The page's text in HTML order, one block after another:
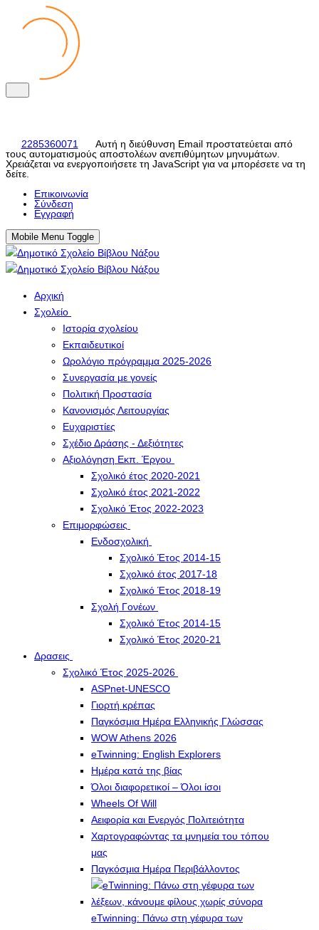
2285360071
Αυτή η διεύθυνση Email προστατεύεται από
τους αυτοματισμούς αποστολέων ανεπιθύμητων μηνυμάτων.
Χρειάζεται να ενεργοποιήσετε τη JavaScript για να μπορέσετε να τη
δείτε.
Eπικοινωνία
Σύνδεση
Εγγραφή
Mobile Menu Toggle
Αρχική
Σχολείο
Ιστορία σχολείου
Εκπαιδευτικοί
Ωρολόγιο πρόγραμμα 2025-2026
Συνεργασία με γονείς
Πολιτική Προστασία
Κανονισμός Λειτουργίας
Ευχαριστίες
Σχέδιο Δράσης - Δεξιότητες
Αξιολόγηση Εκπ. Έργου
Σχολικό έτος 2020-2021
Σχολικό έτος 2021-2022
Σχολικό Έτος 2022-2023
Επιμορφώσεις
Ενδοσχολική
Σχολικό Έτος 2014-15
Σχολικό έτος 2017-18
Σχολικό Έτος 2018-19
Σχολή Γονέων
Σχολικό Έτος 2014-15
Σχολικό Έτος 2020-21
Δρασεις
Σχολικό Έτος 2025-2026
ASPnet-UNESCO
Γιορτή κρέπας
Παγκόσμια Ημέρα Ελληνικής Γλώσσας
WOW Athens 2026
eTwinning: English Explorers
Ημέρα κατά της βίας
Όλοι διαφορετικοί – Όλοι ίσοι
Wheels Of Will
Αειφορία και Ενεργός Πολιτειότητα
Χαρτογραφώντας τα μνημεία του τόπου
μας
Παγκόσμια Ημέρα Περιβάλλοντος
eTwinning: Πάνω στη γέφυρα των